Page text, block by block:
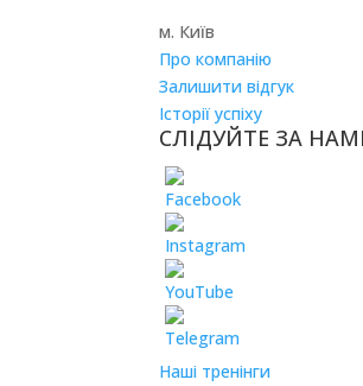
м. Київ
Про компанію
Залишити відгук
Історії успіху
СЛІДУЙТЕ ЗА
Наші тренінги